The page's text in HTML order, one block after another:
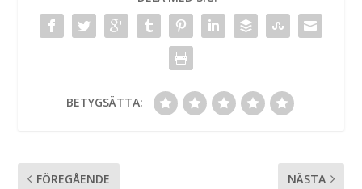
BETYGSÄTTA:
FÖREGÅENDE NÄSTA